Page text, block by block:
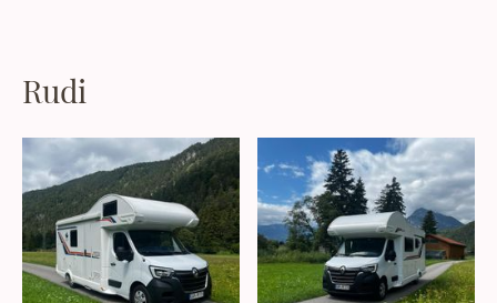
Rudi